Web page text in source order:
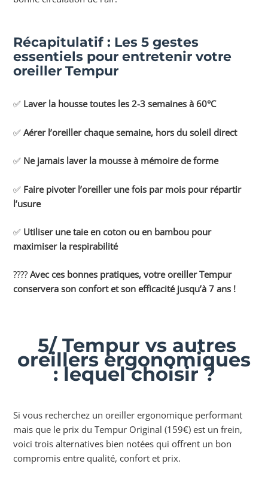
Récapitulatif : Les 5 gestes
essentiels pour entretenir votre
oreiller Tempur
✅ Laver la housse toutes les 2-3 semaines à 60°C
✅ Aérer l’oreiller chaque semaine, hors du soleil direct
✅ Ne jamais laver la mousse à mémoire de forme
✅ Faire pivoter l’oreiller une fois par mois pour répartir
l’usure
✅ Utiliser une taie en coton ou en bambou pour
maximiser la respirabilité
???? Avec ces bonnes pratiques, votre oreiller Tempur
conservera son confort et son efficacité jusqu’à 7 ans !
5/ Tempur vs autres
oreillers ergonomiques
: lequel choisir ?
Si vous recherchez un oreiller ergonomique performant
mais que le prix du Tempur Original (159€) est un frein,
voici trois alternatives bien notées qui offrent un bon
compromis entre qualité, confort et prix.